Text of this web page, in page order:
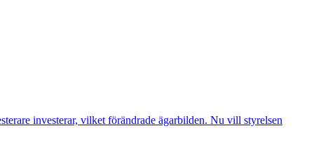
investerar, vilket förändrade ägarbilden. Nu vill styrelsen